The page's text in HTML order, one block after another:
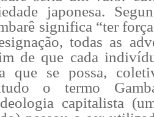
japonesa.
significa “ter
todas as
de que cada
que se possa,
o termo
capitalista